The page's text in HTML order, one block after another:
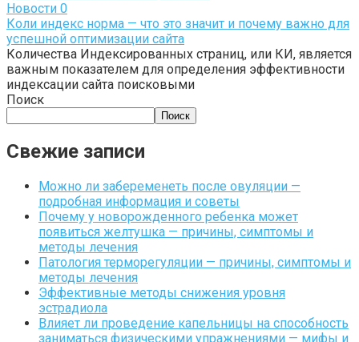
Новости 0
Коли индекс норма — что это значит и почему важно для
успешной оптимизации сайта
Количества Индексированных страниц, или КИ, является
важным показателем для определения эффективности
индексации сайта поисковыми
Поиск
Поиск
Свежие записи
Можно ли забеременеть после овуляции —
подробная информация и советы
Почему у новорожденного ребенка может
появиться желтушка — причины, симптомы и
методы лечения
Патология терморегуляции — причины, симптомы и
методы лечения
Эффективные методы снижения уровня
эстрадиола
Влияет ли проведение капельницы на способность
заниматься физическими упражнениями — мифы и